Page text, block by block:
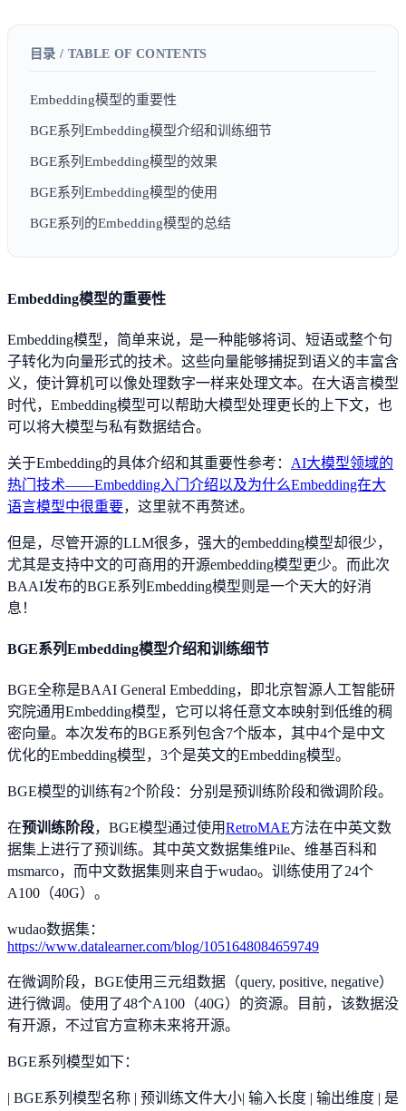
Embedding模型的重要性
BGE系列Embedding模型介绍和训练细节
BGE系列Embedding模型的效果
BGE系列Embedding模型的使用
BGE系列的Embedding模型的总结
Embedding模型的重要性
Embedding模型，简单来说，是一种能够将词、短语或整个句
子转化为向量形式的技术。这些向量能够捕捉到语义的丰富含
义，使计算机可以像处理数字一样来处理文本。在大语言模型
时代，Embedding模型可以帮助大模型处理更长的上下文，也
可以将大模型与私有数据结合。
关于Embedding的具体介绍和其重要性参考： AI大模型领域的
热门技术——Embedding入门介绍以及为什么Embedding在大
语言模型中很重要，这里就不再赘述。
但是，尽管开源的LLM很多，强大的embedding模型却很少，
尤其是支持中文的可商用的开源embedding模型更少。而此次
BAAI发布的BGE系列Embedding模型则是一个天大的好消
息！
BGE系列Embedding模型介绍和训练细节
BGE全称是BAAI General Embedding，即北京智源人工智能研
究院通用Embedding模型，它可以将任意文本映射到低维的稠
密向量。本次发布的BGE系列包含7个版本，其中4个是中文
优化的Embedding模型，3个是英文的Embedding模型。
BGE模型的训练有2个阶段：分别是预训练阶段和微调阶段。
在预训练阶段，BGE模型通过使用RetroMAE方法在中英文数
据集上进行了预训练。其中英文数据集维Pile、维基百科和
msmarco，而中文数据集则来自于wudao。训练使用了24个
A100（40G）。
wudao数据集：
https://www.datalearner.com/blog/1051648084659749
在微调阶段，BGE使用三元组数据（query, positive, negative）
进行微调。使用了48个A100（40G）的资源。目前，该数据没
有开源，不过官方宣称未来将开源。
BGE系列模型如下：
| BGE系列模型名称 | 预训练文件大小| 输入长度 | 输出维度 | 是